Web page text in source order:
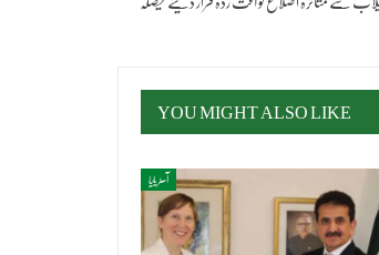
YOU MIGHT ALSO LIKE
آسٹریلیا